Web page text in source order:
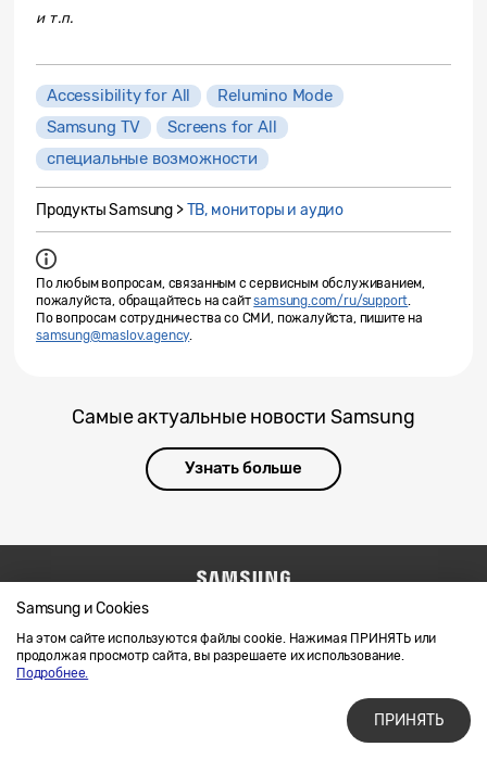
Samsung и Cookies
На этом сайте используются файлы cookie. Нажимая ПРИНЯТЬ или
продолжая просмотр сайта, вы разрешаете их использование.
Подробнее.
ПРИНЯТЬ
и т.п.
Accessibility for All
Relumino Mode
Samsung TV
Screens for All
специальные возможности
Продукты Samsung >ТВ, мониторы и аудио
По любым вопросам, связанным с сервисным обслуживанием,
пожалуйста, обращайтесь на сайтsamsung.com/ru/support.
По вопросам сотрудничества со СМИ, пожалуйста, пишите на
samsung@maslov.agency.
Самые актуальные новости Samsung
Узнать больше
Напишите нам
Условия использования материалов
Конфиденциальность и файлы cookie